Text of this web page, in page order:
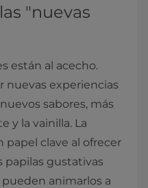
"nuevas
están al acecho.
nuevas experiencias
sabores, más
y la vainilla. La
clave al ofrecer
papilas gustativas
pueden animarlos a